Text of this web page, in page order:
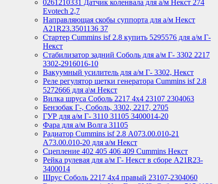
0261210331 Датчик коленвала для а/м Некст 274
Evotech 2,7
Направляющая скобы суппорта для а/м Некст
A21R23.3501136 37
Стартер Cummins isf 2.8 купить 5295576 для а/м Г-
Некст
Стабилизатор задний Соболь для а/м Г- 3302 2217
3302-2916016-10
Вакуумный усилитель для а/м Г- 3302, Некст
Реле регулятор щетки генератора Cummins isf 2.8
5272666 для а\м Некст
Вилка шруса Соболь 2217 4х4 23107 2304063
Бензобак Г-, Соболь, 3302, 2217, 2705
ГУР для а/м Г- 3110 31105 3400014-20
Фара для а/м Волга 31105
Радиатор Cummins isf 2.8 А073.00.010-21
А73.00.010-20 для а/м Некст
Сцепление 402 405 406 409 Cummins Некст
Рейка рулевая для а/м Г- Некст в сборе А21R23-
3400014
Шрус Соболь 2217 4х4 правый 23107-2304060